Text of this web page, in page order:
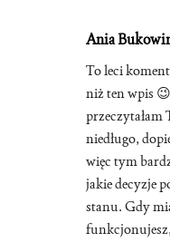
Ania
To leci
niż ten wpis 😉
przeczytałam
niedługo,
więc tym
jakie decyzje
stanu. Gdy